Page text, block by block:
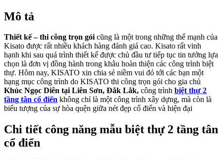
Mô tả
Thiết kế – thi công trọn góicũng là một trong những thế mạnh của
Kisato được rất nhiều khách hàng đánh giá cao. Kisato rất vinh
hạnh khi sau quá trình thiết kế được chủ đầu tư tiếp tục tin tưởng lựa
chọn là đơn vị đồng hành trong khâu hoàn thiện các công trình biệt
thự. Hôm nay, KISATO xin chia sẻ niềm vui đó tới các bạn một
hạng mục công trình do KISATO thi công trọn gói cho gia chủ
Khúc Ngọc Diên tại Liên Sơn, Đắk Lắk, công trình biệt thự 2
tầng tân cổ điển không chỉ là một công trình xây dựng, mà còn là
biểu tượng của sự hòa quện giữa nét đẹp cổ điển và hiện đại
Chi tiết công năng mẫu biệt thự 2 tầng tân
cổ điển